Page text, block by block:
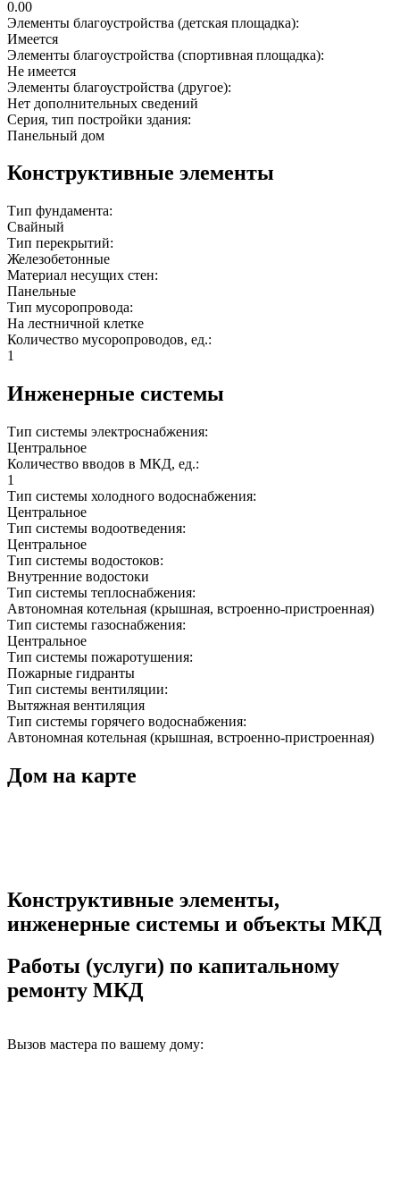
0.00
Элементы благоустройства (детская площадка):
Имеется
Элементы благоустройства (спортивная площадка):
Не имеется
Элементы благоустройства (другое):
Нет дополнительных сведений
Серия, тип постройки здания:
Панельный дом
Конструктивные элементы
Тип фундамента:
Свайный
Тип перекрытий:
Железобетонные
Материал несущих стен:
Панельные
Тип мусоропровода:
На лестничной клетке
Количество мусоропроводов, ед.:
1
Инженерные системы
Тип системы электроснабжения:
Центральное
Количество вводов в МКД, ед.:
1
Тип системы холодного водоснабжения:
Центральное
Тип системы водоотведения:
Центральное
Тип системы водостоков:
Внутренние водостоки
Тип системы теплоснабжения:
Автономная котельная (крышная, встроенно-пристроенная)
Тип системы газоснабжения:
Центральное
Тип системы пожаротушения:
Пожарные гидранты
Тип системы вентиляции:
Вытяжная вентиляция
Тип системы горячего водоснабжения:
Автономная котельная (крышная, встроенно-пристроенная)
Дом на карте
Конструктивные элементы,
инженерные системы и объекты МКД
Работы (услуги) по капитальному
ремонту МКД
Вызов мастера по вашему дому: